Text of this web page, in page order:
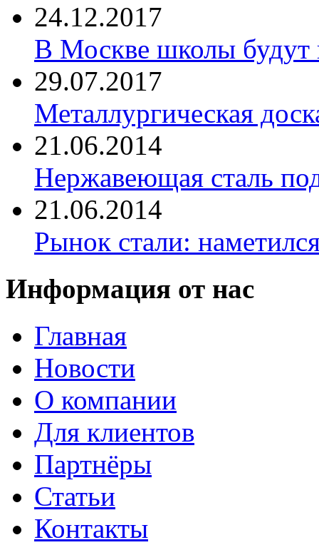
24.12.2017
В Москве школы будут
29.07.2017
Металлургическая
21.06.2014
Нержавеющая сталь
21.06.2014
Рынок стали:
Информация от нас
Главная
Новости
О компании
Для клиентов
Партнёры
Статьи
Контакты